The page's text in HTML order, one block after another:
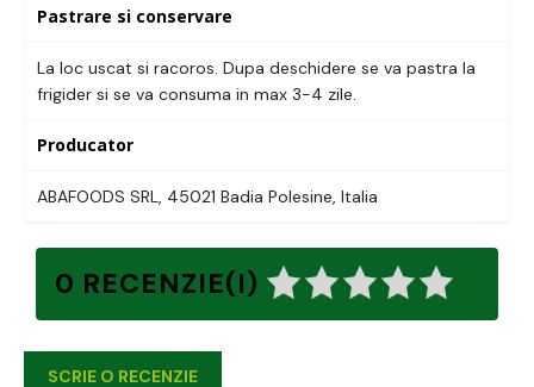
Pastrare si conservare
La loc uscat si racoros. Dupa deschidere se va pastra la
frigider si se va consuma in max 3-4 zile.
Producator
ABAFOODS SRL, 45021 Badia Polesine, Italia
0 RECENZIE(I)
SCRIE O RECENZIE